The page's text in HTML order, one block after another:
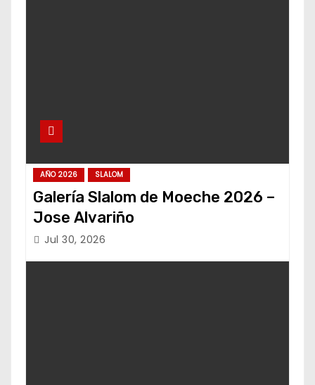
AÑO 2026 SLALOM
Galería Slalom de Moeche 2026 –
Jose Alvariño
Jul 30, 2026